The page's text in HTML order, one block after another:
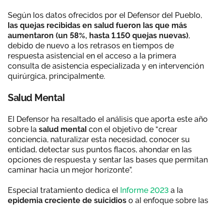
Según los datos ofrecidos por el Defensor del Pueblo,
las quejas recibidas en salud fueron las que más
aumentaron (un 58%, hasta 1.150 quejas nuevas),
debido de nuevo a los retrasos en tiempos de
respuesta asistencial en el acceso a la primera
consulta de asistencia especializada y en intervención
quirúrgica, principalmente.
Salud Mental
El Defensor ha resaltado el análisis que aporta este año
sobre la salud mental con el objetivo de “crear
conciencia, naturalizar esta necesidad, conocer su
entidad, detectar sus puntos flacos, ahondar en las
opciones de respuesta y sentar las bases que permitan
caminar hacia un mejor horizonte”.
Especial tratamiento dedica el Informe 2023 a la
epidemia creciente de suicidios o al enfoque sobre las